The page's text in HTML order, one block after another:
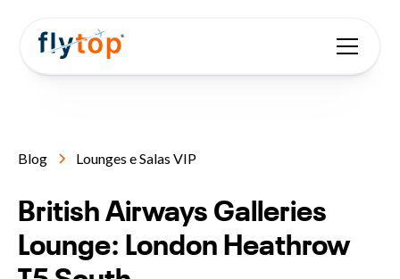
Blog Lounges e Salas VIP
British Airways Galleries
Lounge: London Heathrow